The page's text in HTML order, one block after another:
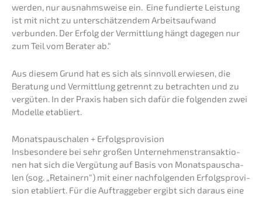
werden, nur ausnahms­wei­se ein. Eine fundier­te Leistung
ist mit nicht zu unter­schät­zen­dem Arbeits­auf­wand
verbun­den. Der Erfolg der Vermitt­lung hängt dagegen nur
zum Teil vom Berater ab.“
Aus diesem Grund hat es sich als sinnvoll erwie­sen, die
Beratung und Vermitt­lung getrennt zu betrach­ten und zu
vergü­ten. In der Praxis haben sich dafür die folgen­den zwei
Model­le etabliert.
Monats­pau­scha­len + Erfolgsprovision
Insbe­son­de­re bei sehr großen Unter­neh­mens­trans­ak­tio­
nen hat sich die Vergü­tung auf Basis von Monats­pau­scha­
len (sog. „Retai­nern“) mit einer nachfol­gen­den Erfolgs­pro­vi­
si­on etabliert. Für die Auftrag­ge­ber ergibt sich daraus eine